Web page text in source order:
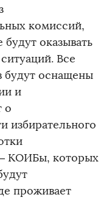
комиссий,
оказывать
Все
будут оснащены
и
о
избирательного
КОИБы, которых
проживает